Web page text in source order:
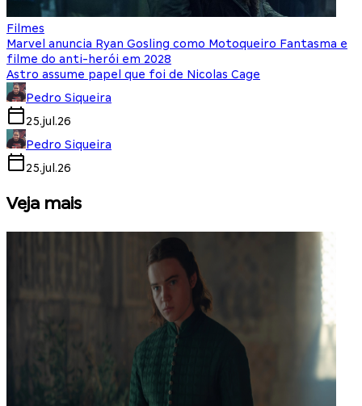
Filmes
Marvel anuncia Ryan Gosling como Motoqueiro Fantasma e
filme do anti-herói em 2028
Astro assume papel que foi de Nicolas Cage
Pedro Siqueira
25.jul.26
Pedro Siqueira
25.jul.26
Veja mais